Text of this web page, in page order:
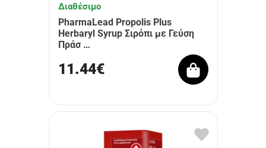
Διαθέσιμο
PharmaLead Propolis Plus
Herbaryl Syrup Σιρόπι με Γεύση
Πράσ …
11.44€